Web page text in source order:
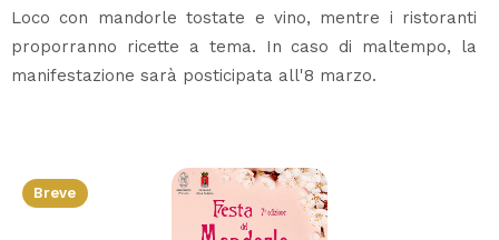
Loco con mandorle tostate e vino, mentre i ristoranti
proporranno ricette a tema. In caso di maltempo, la
manifestazione sarà posticipata all'8 marzo.
Breve